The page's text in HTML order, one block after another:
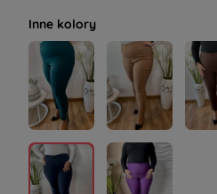
Inne kolory